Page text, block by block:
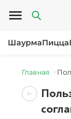
Открыть меню
ШаурмаПицца
Главная